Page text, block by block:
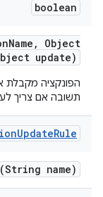
boolean
Name ,
Object
update)
הפונקציה מקבלת
תשובה אם צריך
UpdateRule
(String name)